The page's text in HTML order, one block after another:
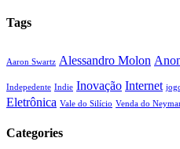
Tags
Aaron Swartz Alessandro Molon
Indepedente Indie Inovação Internet
Eletrônica Vale do Silício Venda do
Categories